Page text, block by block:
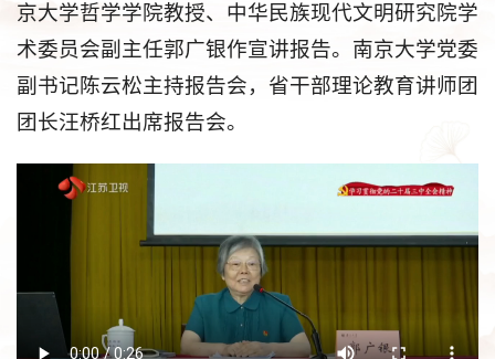
京大学哲学学院教授、中华民族现代文明研究院学
术委员会副主任郭广银作宣讲报告。南京大学党委
副书记陈云松主持报告会，省干部理论教育讲师团
团长汪桥红出席报告会。